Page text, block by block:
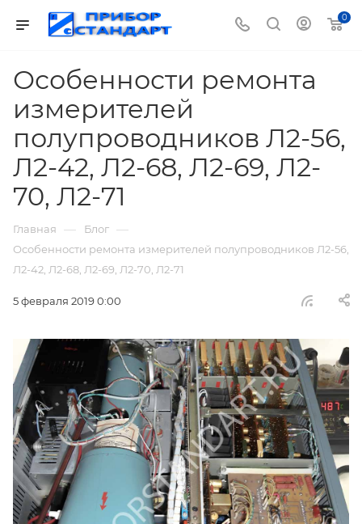
0
Особенности ремонта
измерителей
полупроводников Л2-56,
Л2-42, Л2-68, Л2-69, Л2-
70, Л2-71
Главная — Блог —
Особенности ремонта измерителей полупроводников Л2-56,
Л2-42, Л2-68, Л2-69, Л2-70, Л2-71
5 февраля 2019 0:00